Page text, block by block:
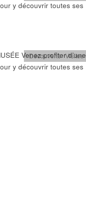
y découvrir toutes ses
Découverte,Visites
Venez profiter d’une
y découvrir toutes ses